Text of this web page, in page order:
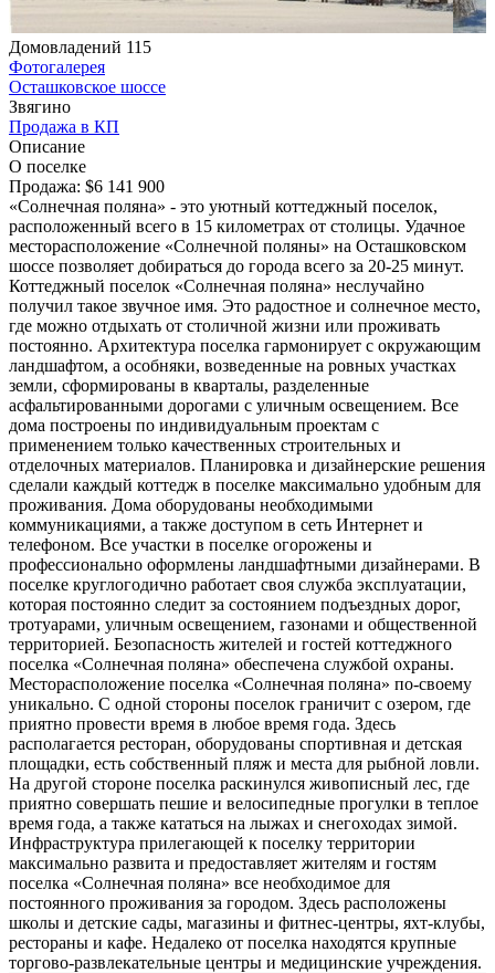
Домовладений 115
Фотогалерея
Осташковское шоссе
Звягино
Продажа в КП
Описание
О поселке
Продажа: $6 141 900
«Солнечная поляна» - это уютный коттеджный поселок,
расположенный всего в 15 километрах от столицы. Удачное
месторасположение «Солнечной поляны» на Осташковском
шоссе позволяет добираться до города всего за 20-25 минут.
Коттеджный поселок «Солнечная поляна» неслучайно
получил такое звучное имя. Это радостное и солнечное место,
где можно отдыхать от столичной жизни или проживать
постоянно. Архитектура поселка гармонирует с окружающим
ландшафтом, а особняки, возведенные на ровных участках
земли, сформированы в кварталы, разделенные
асфальтированными дорогами с уличным освещением. Все
дома построены по индивидуальным проектам с
применением только качественных строительных и
отделочных материалов. Планировка и дизайнерские решения
сделали каждый коттедж в поселке максимально удобным для
проживания. Дома оборудованы необходимыми
коммуникациями, а также доступом в сеть Интернет и
телефоном. Все участки в поселке огорожены и
профессионально оформлены ландшафтными дизайнерами. В
поселке круглогодично работает своя служба эксплуатации,
которая постоянно следит за состоянием подъездных дорог,
тротуарами, уличным освещением, газонами и общественной
территорией. Безопасность жителей и гостей коттеджного
поселка «Солнечная поляна» обеспечена службой охраны.
Месторасположение поселка «Солнечная поляна» по-своему
уникально. С одной стороны поселок граничит с озером, где
приятно провести время в любое время года. Здесь
располагается ресторан, оборудованы спортивная и детская
площадки, есть собственный пляж и места для рыбной ловли.
На другой стороне поселка раскинулся живописный лес, где
приятно совершать пешие и велосипедные прогулки в теплое
время года, а также кататься на лыжах и снегоходах зимой.
Инфраструктура прилегающей к поселку территории
максимально развита и предоставляет жителям и гостям
поселка «Солнечная поляна» все необходимое для
постоянного проживания за городом. Здесь расположены
школы и детские сады, магазины и фитнес-центры, яхт-клубы,
рестораны и кафе. Недалеко от поселка находятся крупные
торгово-развлекательные центры и медицинские учреждения.